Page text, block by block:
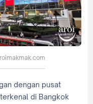
dengan pusat
di Bangkok